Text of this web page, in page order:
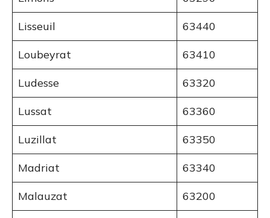
Lisseuil 63440
Loubeyrat 63410
Ludesse 63320
Lussat 63360
Luzillat 63350
Madriat 63340
Malauzat 63200